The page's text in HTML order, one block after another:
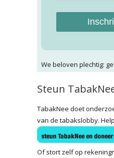
We beloven plechtig:
Steun
TabakNee doet
van de tabakslobby.
Of stort zelf op